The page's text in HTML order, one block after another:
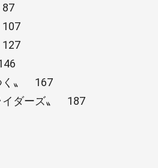
く〟 167
ダーズ〟 187